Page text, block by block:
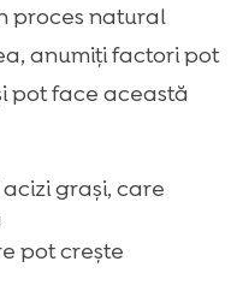
proces natural
anumiți factori pot
pot face această
grași, care
pot crește